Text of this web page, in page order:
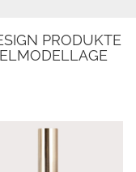
PRODUKTE